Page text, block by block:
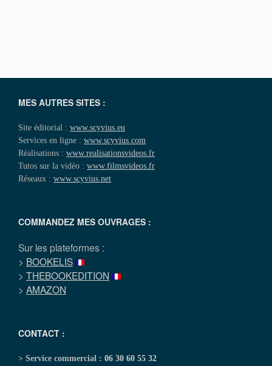
MES AUTRES SITES :
Site éditorial : www.scyvius.eu
Services en ligne : www.scyvius.com
Réalisations : www.realisationsvideos.fr
Tutos sur la vidéo : www.filmsvideos.fr
Réseaux : www.scyvius.net
COMMANDEZ MES OUVRAGES :
Sur les plateformes :
> BOOKELIS
> THEBOOKEDITION
> AMAZON
CONTACT :
> Service commercial : 06 30 60 55 32